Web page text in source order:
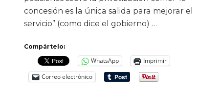
concesión es la única salida para mejorar el
servicio” (como dice el gobierno) …
Compártelo:
WhatsApp
Imprimir
Correo electrónico